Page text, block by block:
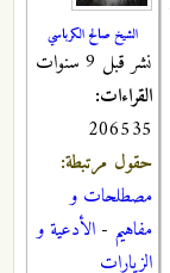
الشيخ صالح الكرباسي
نشر قبل 9 سنوات
القراءات:
206535
حقول مرتبطة:
مصطلحات و
مفاهيم - الأدعية و
الزيارات